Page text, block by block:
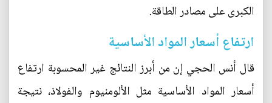
الكبرى على مصادر الطاقة.
ارتفاع أسعار المواد الأساسية
قال أنس الحجي إن من أبرز النتائج غير المحسوبة ارتفاع
أسعار المواد الأساسية مثل الألومنيوم والفولاذ، نتيجة